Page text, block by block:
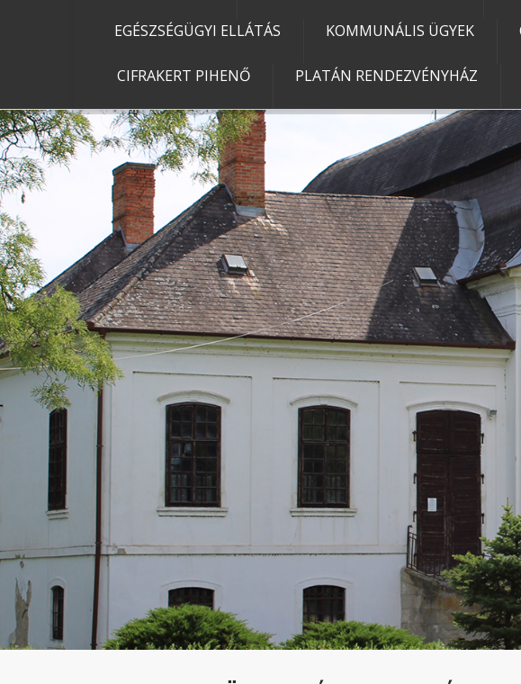
EGÉSZSÉGÜGYI ELLÁTÁS KOMMUNÁLIS ÜGYEK
CIFRAKERT PIHENŐ PLATÁN RENDEZVÉNYHÁZ